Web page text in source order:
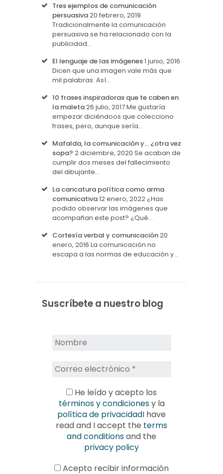
Tres ejemplos de comunicación
persuasiva20 febrero, 2019
Tradicionalmente la comunicación
persuasiva se ha relacionado con la
publicidad…
El lenguaje de las imágenes1 junio, 2016
Dicen que una imagen vale más que
mil palabras. Así…
10 frases inspiradoras que te caben en
la maleta26 julio, 2017Me gustaría
empezar diciéndoos que colecciono
frases, pero, aunque sería…
Mafalda, la comunicación y… ¿otra vez
sopa? 2 diciembre, 2020 Se acaban de
cumplir dos meses del fallecimiento
del dibujante…
La caricatura política como arma
comunicativa12 enero, 2022¿Has
podido observar las imágenes que
acompañan este post? ¿Qué…
Cortesía verbal y comunicación20
enero, 2016 La comunicación no
escapa a las normas de educación y…
Suscríbete a nuestro blog
He leído y acepto los
términos y condicionesy la
política de privacidadI have
read and I accept the terms
and conditionsand the
privacy policy
Acepto recibir información